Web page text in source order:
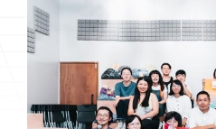
新
聞
告